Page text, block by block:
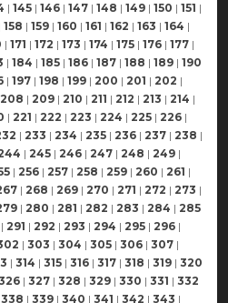
| 145 | 146 | 147 | 148 | 149 | 150 | 151 |
158 | 159 | 160 | 161 | 162 | 163 | 164 |
| 171 | 172 | 173 | 174 | 175 | 176 | 177 |
| 184 | 185 | 186 | 187 | 188 | 189 | 190
| 197 | 198 | 199 | 200 | 201 | 202 |
208 | 209 | 210 | 211 | 212 | 213 | 214 |
| 221 | 222 | 223 | 224 | 225 | 226 |
| 233 | 234 | 235 | 236 | 237 | 238 |
| 245 | 246 | 247 | 248 | 249 |
| 256 | 257 | 258 | 259 | 260 | 261 |
| 268 | 269 | 270 | 271 | 272 | 273 |
| 280 | 281 | 282 | 283 | 284 | 285
| 291 | 292 | 293 | 294 | 295 | 296 |
| 303 | 304 | 305 | 306 | 307 |
| 314 | 315 | 316 | 317 | 318 | 319 | 320
| 327 | 328 | 329 | 330 | 331 | 332
338 | 339 | 340 | 341 | 342 | 343 |